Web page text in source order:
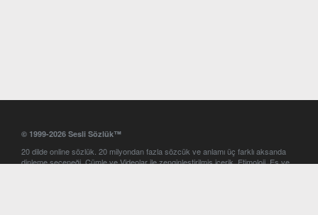
© 1999-2026 Sesli Sözlük™
20 dilde online sözlük. 20 milyondan fazla sözcük ve anlamı üç farklı aksanda
dinleme seçeneği. Cümle ve Videolar ile zenginleştirilmiş içerik. Etimoloji, Eş ve